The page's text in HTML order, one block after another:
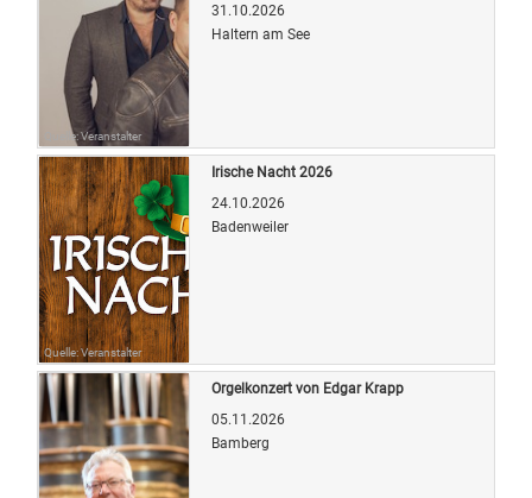
Quelle: Veranstalter
31.10.2026
Haltern am See
Quelle: Veranstalter
Irische Nacht 2026
24.10.2026
Badenweiler
Orgelkonzert von Edgar Krapp
05.11.2026
Bamberg